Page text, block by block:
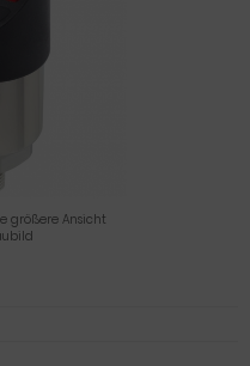
größere Ansicht